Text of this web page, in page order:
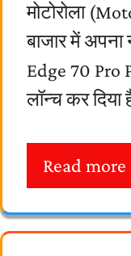
मोटोरोला
बाजार में
Edge 70 Pro
लॉन्च कर
Read more